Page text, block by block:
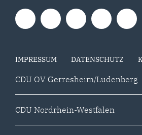
IMPRESSUM DATENSCHUTZ
CDU OV Gerresheim/Ludenberg
CDU Nordrhein-Westfalen